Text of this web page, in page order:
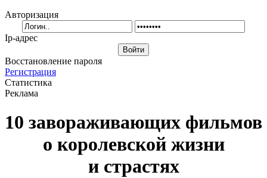
Авторизация
Ip-адрес
Восстановление пароля
Регистрация
Статистика
Реклама
10 завораживающих фильмов
о королевской жизни
и страстях